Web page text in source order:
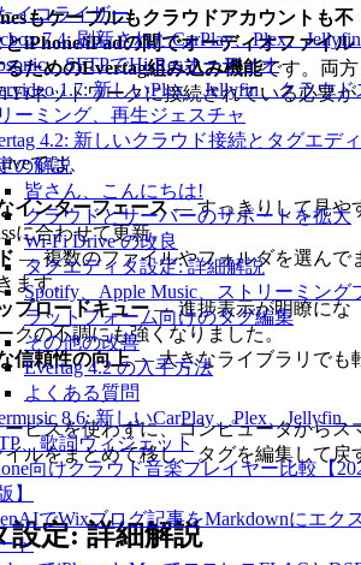
イコライザー
7.4: 刷新されたCarPlay、Plex、
、SFTPでHi-Resオーディオ
1.7: 新しいPlex、Jellyfin、クラウド
ーミング、再生ジェスチャ
4.2: 新しいクラウド接続とタグエデ
の解説
皆さん、こんにちは!
クラウドとサーバーのサポートを拡大
Wi-Fi Drive の改良
タグエディタ設定: 詳細解説
Spotify、Apple Music、ストリーミング
ラットフォーム向けのタグ編集
その他の改善
Evertag 4.2 の入手方法
よくある質問
8.6: 新しいCarPlay、Plex、Jellyfin、
、歌詞ウィジェット
向けクラウド音楽プレイヤー比較【
】
でWixブログ記事をMarkdownにエク
ト
もケーブルもクラウドアカウントも不
iPhone/iPadの間でオーディオファイル
ためのEvertag組み込み機能です。両方
Fiネットワークに接続されている必要が
では、
インターフェース— すっきりして見や
に合わせて更新。
— 複数のファイルやフォルダを選んで
ます。
プロードキュー— 進捗表示が明瞭にな
クの不調にも強くなりました。
信頼性の向上— 大きなライブラリでも
ビスを使わずに、コンピュータからス
ルをまとめて移し、タグを編集して戻
設定: 詳細解説